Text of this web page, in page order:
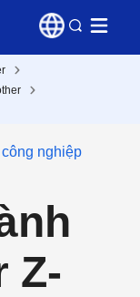
nghiệp
Z-